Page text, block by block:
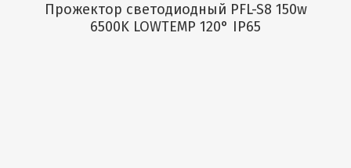
Прожектор светодиодный PFL-S8 150w
6500K LOWTEMP 120° IP65